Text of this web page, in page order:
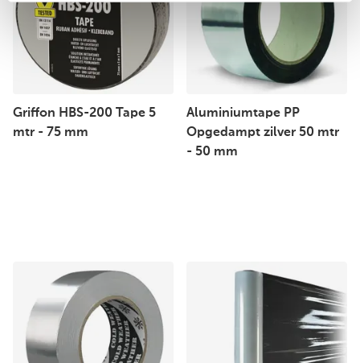
Griffon HBS-200 Tape 5
mtr - 75 mm
Aluminiumtape PP
Opgedampt zilver 50 mtr
- 50 mm